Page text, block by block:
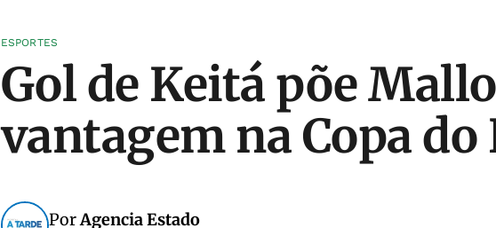
ESPORTES
Gol de Keitá põe
vantagem na Copa do
PorAgencia Estado